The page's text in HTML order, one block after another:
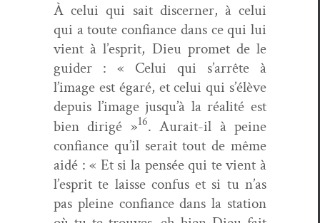
À celui qui sait dis­cern­er, à celui
qui a toute con­fi­ance dans ce qui lui
vient à l’esprit, Dieu promet de le
guider : « Celui qui s’arrête à
l’image est égaré, et celui qui s’élève
depuis l’image jusqu’à la réal­ité est
bien dirigé »16. Aurait-il à peine
con­fi­ance qu’il serait tout de même
aidé : « Et si la pen­sée qui te vient à
l’esprit te laisse con­fus et si tu n’as
pas pleine con­fi­ance dans la sta­tion